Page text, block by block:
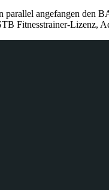
angefangen den
Fitnesstrainer-Lizenz,